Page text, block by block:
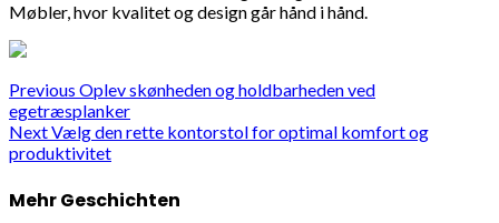
Møbler, hvor kvalitet og design går hånd i hånd.
Continue
Reading
Previous Oplev skønheden og holdbarheden ved
egetræsplanker
NextVælg den rette kontorstol for optimal komfort og
produktivitet
Mehr Geschichten